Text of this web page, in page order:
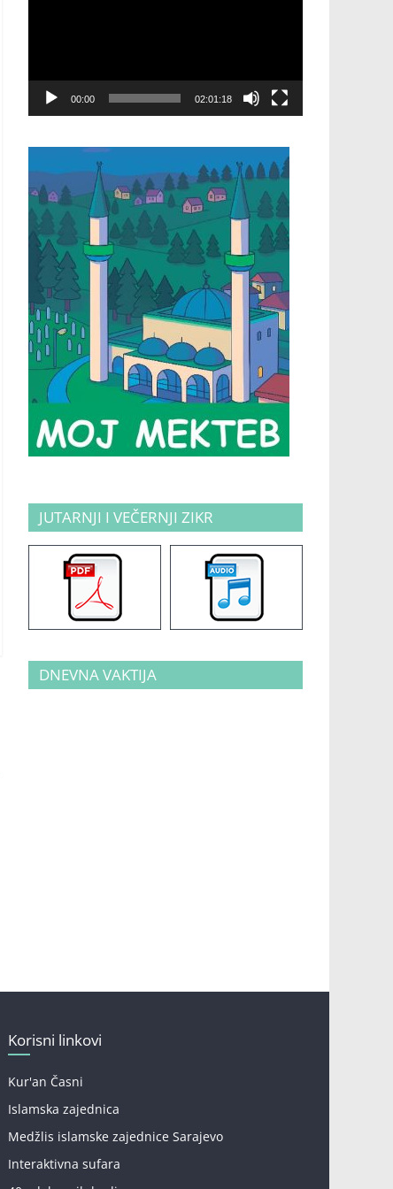
00:00 02:01:18
JUTARNJI I VEČERNJI ZIKR
DNEVNA VAKTIJA
Korisni linkovi
Kur'an Časni
Islamska zajednica
Medžlis islamske zajednice Sarajevo
Interaktivna sufara